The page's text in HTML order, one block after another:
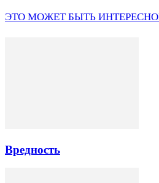
ЭТО МОЖЕТ БЫТЬ ИНТЕРЕСНО
Вредность